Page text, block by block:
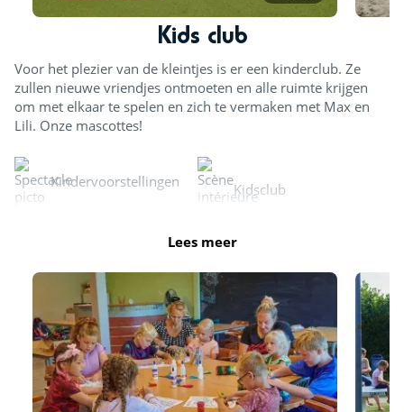
Kids club
Voor het plezier van de kleintjes is er een kinderclub. Ze
zullen nieuwe vriendjes ontmoeten en alle ruimte krijgen
om met elkaar te spelen en zich te vermaken met Max en
Lili. Onze mascottes!
Kindervoorstellingen Kidsclub
Lees meer